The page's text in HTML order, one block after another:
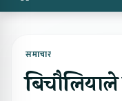
समाचार